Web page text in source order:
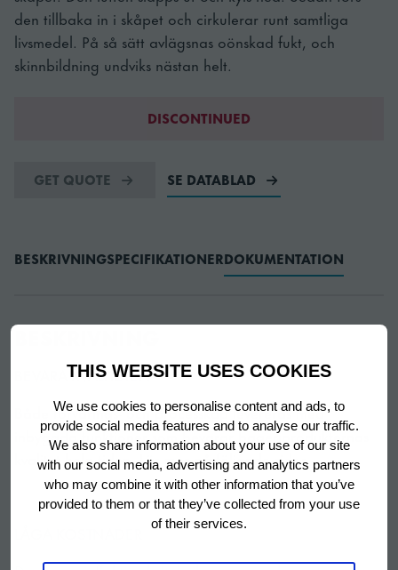
THIS WEBSITE USES COOKIES
We use cookies to personalise content and ads, to
provide social media features and to analyse our traffic.
We also share information about your use of our site
with our social media, advertising and analytics partners
who may combine it with other information that you’ve
provided to them or that they’ve collected from your use
of their services.
den tillbaka in i skåpet och cirkulerar runt samtliga
livsmedel. På så sätt avlägsnas oönskad fukt, och
skinnbildning undviks nästan helt.
DISCONTINUED
GET QUOTE SE DATABLAD
BESKRIVNINGSPECIFIKATIONERDOKUMENTATION
BESKRIVNING
BEVARA KVALITETEN
Både förvarings- och processkåp levereras med
inbyggda funktioner som bevarar bageriprodukternas
kvalitet hela tiden. Läs mer på följande sidor.